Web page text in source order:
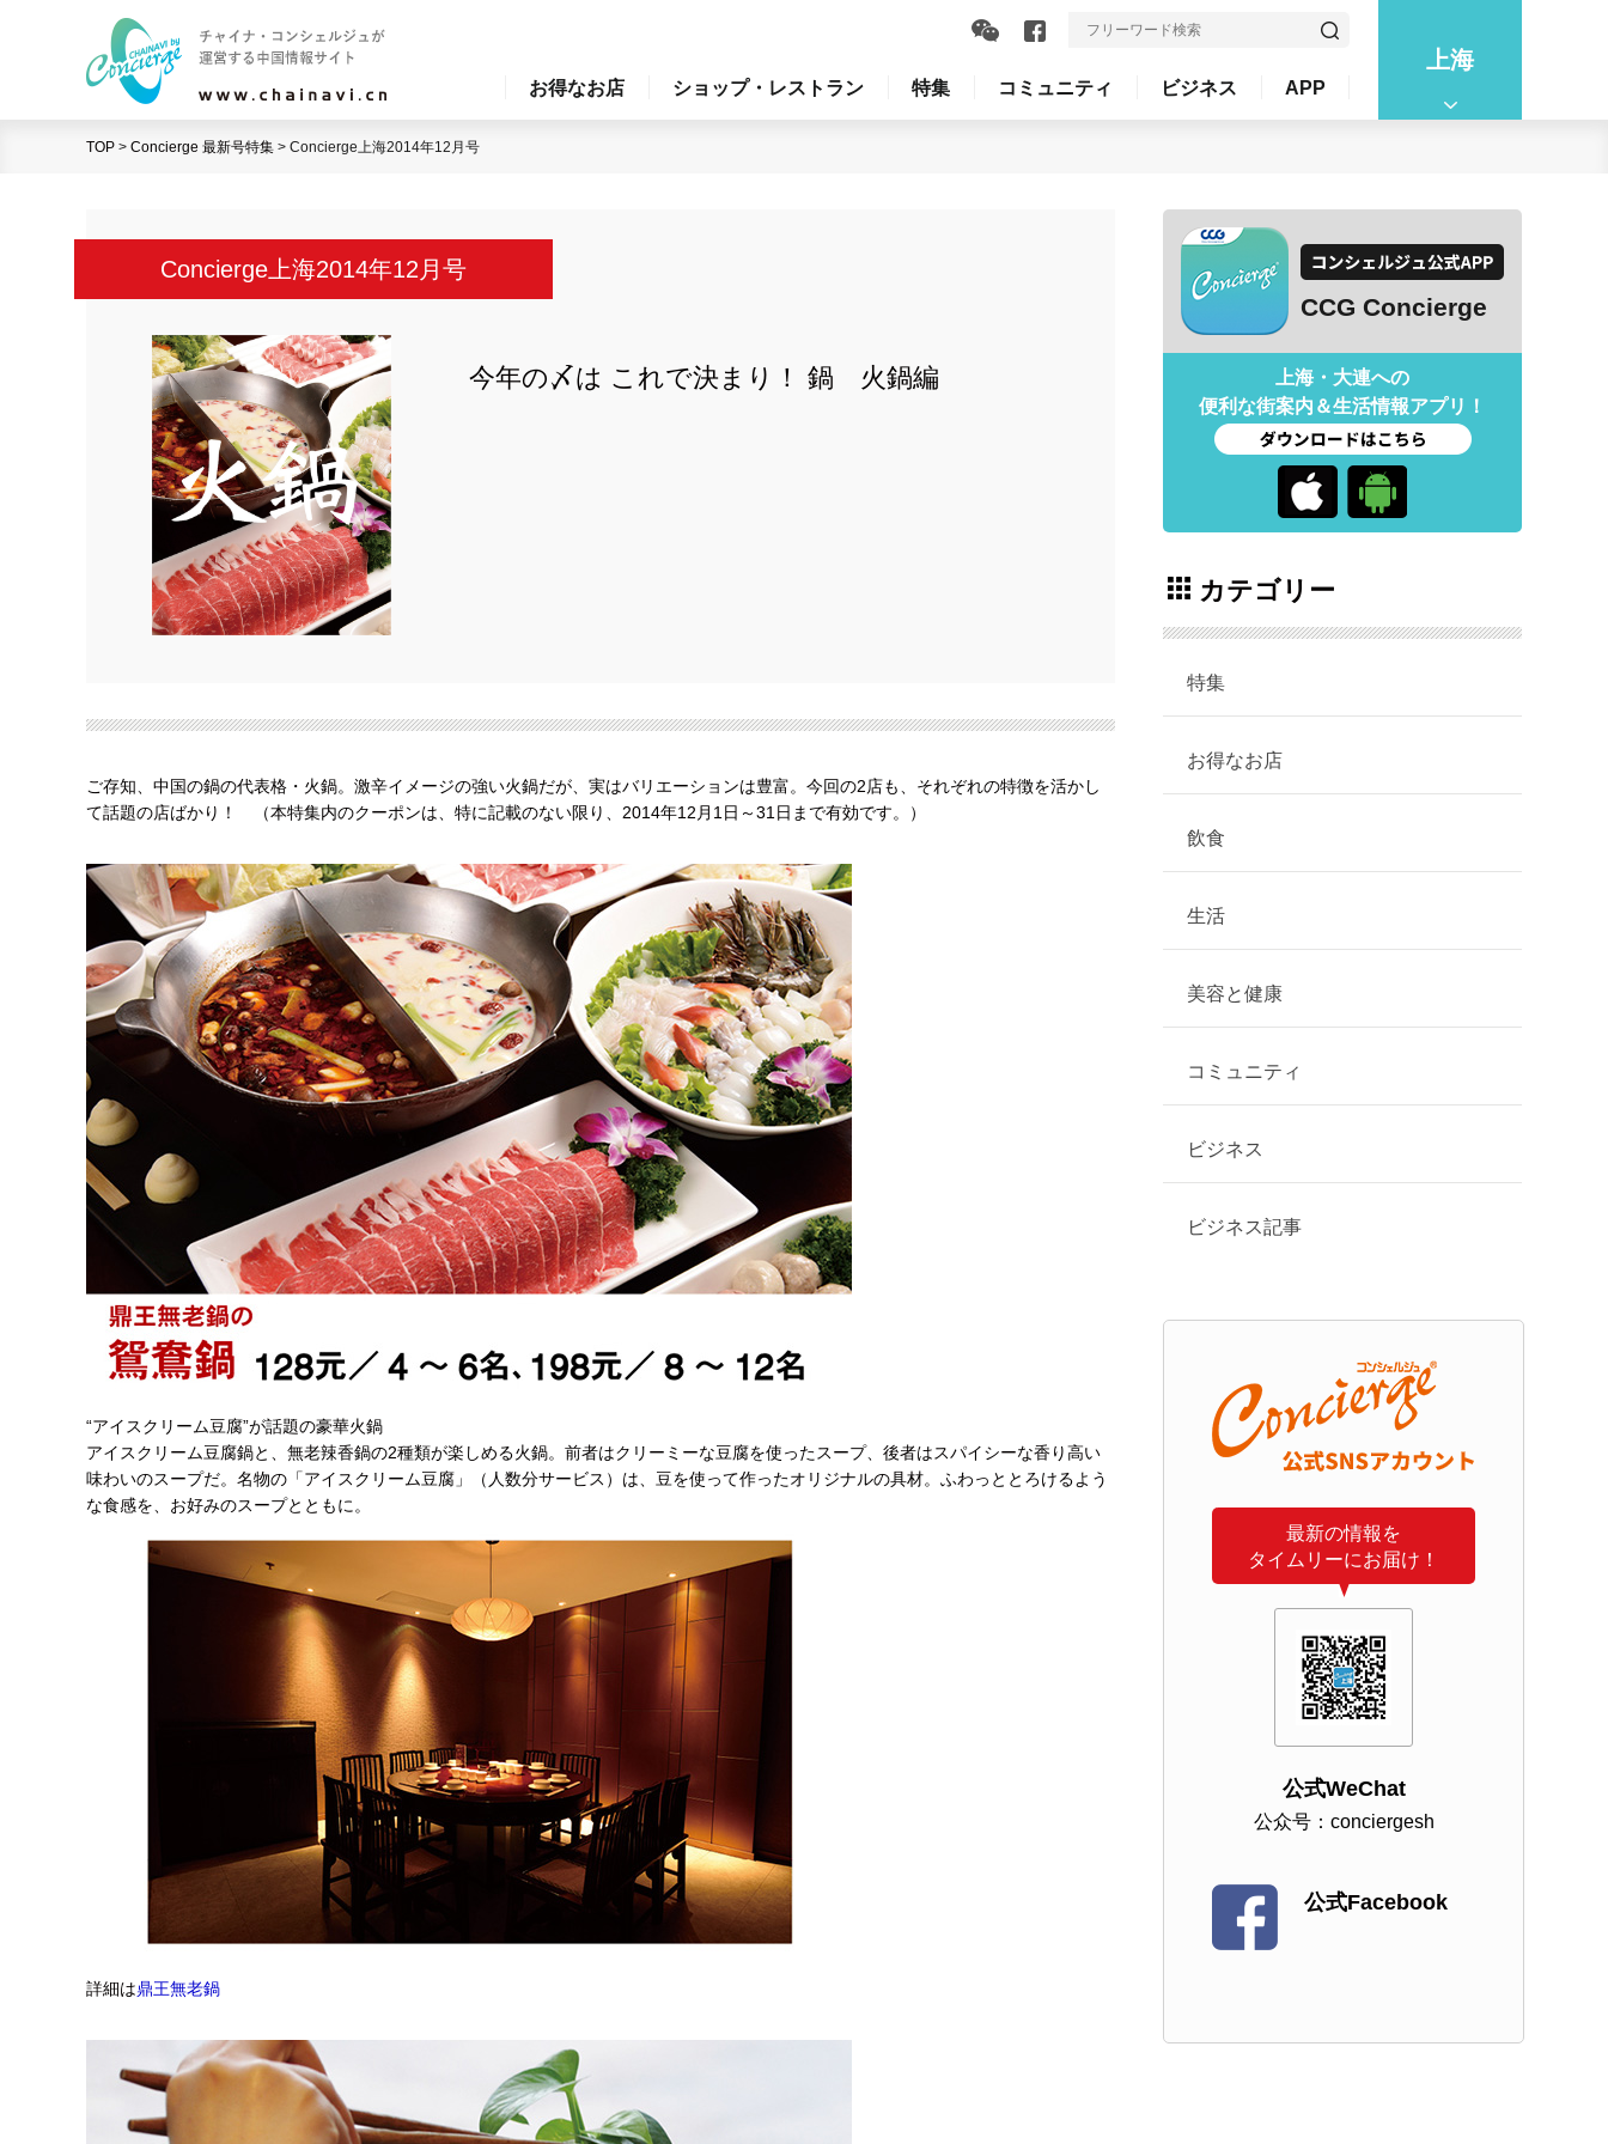
上海
お得なお店 ショップ・レストラン 特集 コミュニティ ビジネス APP
TOP > Concierge 最新号特集 > Concierge上海2014年12月号
Concierge上海2014年12月号
今年の〆は これで決まり！ 鍋 火鍋編
ご存知、中国の鍋の代表格・火鍋。激辛イメージの強い火鍋だが、実はバリエーションは豊富。今回の2店も、それぞれの特徴を活かし
て話題の店ばかり！ （本特集内のクーポンは、特に記載のない限り、2014年12月1日～31日まで有効です。）
“アイスクリーム豆腐”が話題の豪華火鍋
アイスクリーム豆腐鍋と、無老辣香鍋の2種類が楽しめる火鍋。前者はクリーミーな豆腐を使ったスープ、後者はスパイシーな香り高い
味わいのスープだ。名物の「アイスクリーム豆腐」（人数分サービス）は、豆を使って作ったオリジナルの具材。ふわっととろけるよう
な食感を、お好みのスープとともに。
詳細は鼎王無老鍋
CCG Concierge
上海・大連への
便利な街案内＆生活情報アプリ！
カテゴリー
特集
お得なお店
飲食
生活
美容と健康
コミュニティ
ビジネス
ビジネス記事
最新の情報を
タイムリーにお届け！
公式WeChat
公众号：conciergesh
公式Facebook